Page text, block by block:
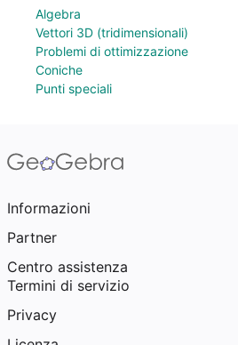
Algebra
Vettori 3D (tridimensionali)
Problemi di ottimizzazione
Coniche
Punti speciali
Informazioni
Partner
Centro assistenza
Termini di servizio
Privacy